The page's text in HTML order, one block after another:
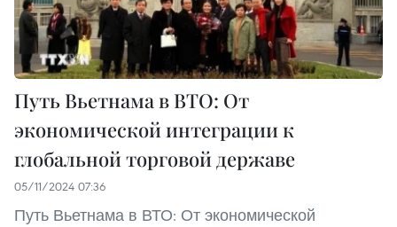
Путь Вьетнама в ВТО: От
экономической интеграции к
глобальной торговой державе
05/11/2024 07:36
Путь Вьетнама в ВТО: От экономической